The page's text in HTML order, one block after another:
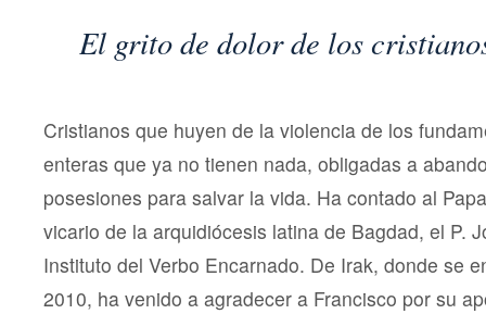
El grito de dolor de los
Cristianos que huyen de la violencia de los
enteras que ya no tienen nada, obligadas a
posesiones para salvar la vida. Ha contado al
vicario de la arquidiócesis latina de Bagdad, el P.
Instituto del Verbo Encarnado. De Irak, donde se
2010, ha venido a agradecer a Francisco por su